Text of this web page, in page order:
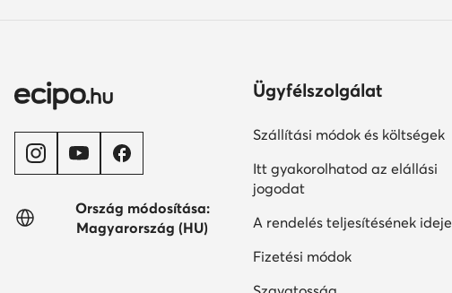
Ország módosítása:
Magyarország (HU)
Ügyfélszolgálat
Szállítási módok és költségek
Itt gyakorolhatod az elállási
jogodat
A rendelés teljesítésének ideje
Fizetési módok